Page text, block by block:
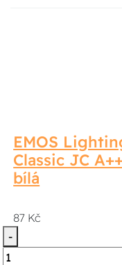
EMOS
Classic JC
bílá
87 Kč
-